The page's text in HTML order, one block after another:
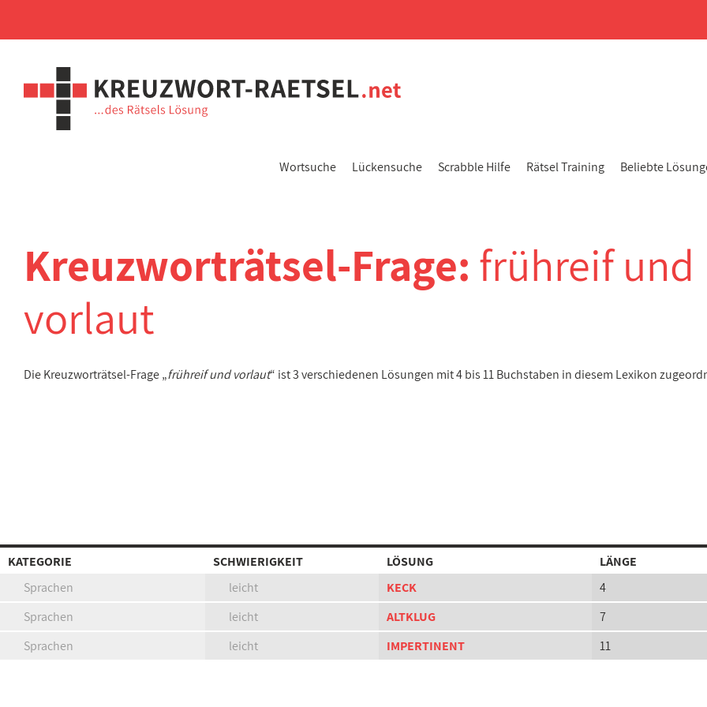
Wortsuche Lückensuche Scrabble Hilfe Rätsel Training Beliebte
Kreuzworträtsel-Frage: frühreif und
vorlaut
Die Kreuzworträtsel-Frage „frühreif und vorlaut“ ist 3 verschiedenen Lösungen mit 4 bis 11 Buchstaben in diesem Lexikon
KATEGORIE SCHWIERIGKEIT LÖSUNG
LÄNGE
Sprachen
leicht KECK
4
Sprachen
leicht ALTKLUG
7
Sprachen
leicht IMPERTINENT 11